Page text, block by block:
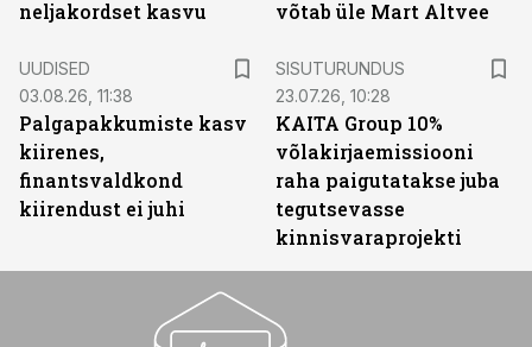
neljakordset kasvu
võtab üle Mart Altvee
UUDISED
03.08.26, 11:38
Palgapakkumiste kasv
kiirenes,
finantsvaldkond
kiirendust ei juhi
SISUTURUNDUS
23.07.26, 10:28
KAITA Group 10%
võlakirjaemissiooni
raha paigutatakse juba
tegutsevasse
kinnisvaraprojekti